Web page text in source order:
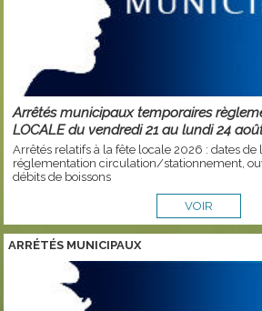
Arrêtés municipaux temporaires
LOCALE du vendredi 21 au lundi 24
Arrêtés relatifs à la fête locale 2026 : dates de
réglementation circulation/stationnement,
débits de boissons
VOIR
ARRÉTÉS MUNICIPAUX